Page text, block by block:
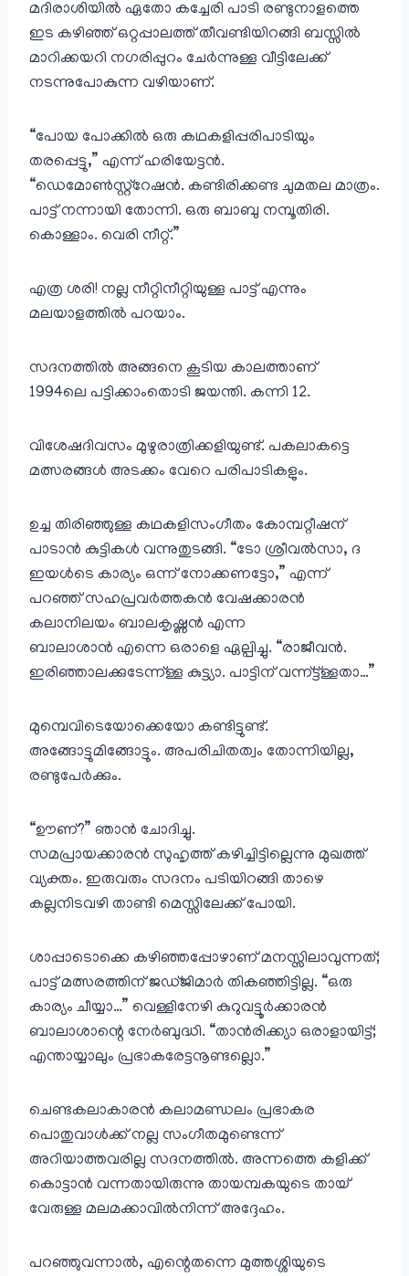
മദിരാശിയിൽ ഏതോ കച്ചേരി പാടി രണ്ടുനാളത്തെ
ഇട കഴിഞ്ഞ് ഒറ്റപ്പാലത്ത് തീവണ്ടിയിറങ്ങി ബസ്സിൽ
മാറിക്കയറി നഗരിപ്പുറം ചേർന്നുള്ള വീട്ടിലേക്ക്
നടന്നുപോകുന്ന വഴിയാണ്.
“പോയ പോക്കിൽ ഒരു കഥകളിപ്പരിപാടിയും
തരപ്പെട്ടു,” എന്ന് ഹരിയേട്ടൻ.
“ഡെമോണ്‍സ്റ്റ്റേഷൻ. കണ്ടിരിക്കണ്ട ചുമതല മാത്രം.
പാട്ട് നന്നായി തോന്നി. ഒരു ബാബു നമ്പൂതിരി.
കൊള്ളാം. വെരി നീറ്റ്.”
എത്ര ശരി! നല്ല നീറ്റിനീറ്റിയുള്ള പാട്ട് എന്നും
മലയാളത്തിൽ പറയാം.
സദനത്തിൽ അങ്ങനെ കൂടിയ കാലത്താണ്
1994ലെ പട്ടിക്കാംതൊടി ജയന്തി. കന്നി 12.
വിശേഷദിവസം മുഴുരാത്രിക്കളിയുണ്ട്. പകലാകട്ടെ
മത്സരങ്ങൾ അടക്കം വേറെ പരിപാടികളും.
ഉച്ച തിരിഞ്ഞുള്ള കഥകളിസംഗീതം കോമ്പറ്റീഷന്
പാടാൻ കുട്ടികൾ വന്നുതുടങ്ങി. “ടോ ശ്രീവൽസാ, ദ
ഇയൾടെ കാര്യം ഒന്ന് നോക്കണട്ടോ,” എന്ന്
പറഞ്ഞ് സഹപ്രവർത്തകൻ വേഷക്കാരൻ
കലാനിലയം ബാലകൃഷ്ണൻ എന്ന
ബാലാശാൻ എന്നെ ഒരാളെ ഏല്പിച്ചു. “രാജീവൻ.
ഇരിഞ്ഞാലക്കുടേന്ന്ള്ള കുട്ട്യാ. പാട്ടിന് വന്ന്ട്ട്ള്ളതാ…”
മുമ്പെവിടെയോക്കെയോ കണ്ടിട്ടുണ്ട്.
അങ്ങോട്ടുമിങ്ങോട്ടും. അപരിചിതത്വം തോന്നിയില്ല,
രണ്ടുപേർക്കും.
“ഊണ്?” ഞാൻ ചോദിച്ചു.
സമപ്രായക്കാരൻ സുഹൃത്ത് കഴിച്ചിട്ടില്ലെന്നു മുഖത്ത്
വ്യക്തം. ഇരുവരും സദനം പടിയിറങ്ങി താഴെ
കല്ലനിടവഴി താണ്ടി മെസ്സിലേക്ക് പോയി.
ശാപ്പാടൊക്കെ കഴിഞ്ഞപ്പോഴാണ് മനസ്സിലാവുന്നത്;
പാട്ട് മത്സരത്തിന് ജഡ്ജിമാർ തികഞ്ഞിട്ടില്ല. “ഒരു
കാര്യം ചീയ്യാ…” വെള്ളിനേഴി കുറുവട്ടൂർക്കാരൻ
ബാലാശാന്റെ നേർബുദ്ധി. “താൻരിക്ക്യാ ഒരാളായിട്ട്;
എന്തായ്യാലും പ്രഭാകരേട്ടനൂണ്ടല്ലൊ.”
ചെണ്ടകലാകാരൻ കലാമണ്ഡലം പ്രഭാകര
പൊതുവാൾക്ക് നല്ല സംഗീതമുണ്ടെന്ന്
അറിയാത്തവരില്ല സദനത്തിൽ. അന്നത്തെ കളിക്ക്
കൊട്ടാൻ വന്നതായിരുന്നു തായമ്പകയുടെ തായ്
വേരുള്ള മലമക്കാവിൽനിന്ന് അദ്ദേഹം.
പറഞ്ഞുവന്നാൽ, എന്റെതന്നെ മുത്തശ്ശിയുടെ